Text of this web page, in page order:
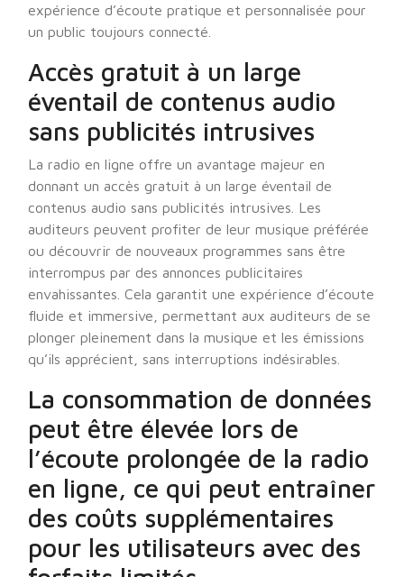
expérience d’écoute pratique et personnalisée pour
un public toujours connecté.
Accès gratuit à un large
éventail de contenus audio
sans publicités intrusives
La radio en ligne offre un avantage majeur en
donnant un accès gratuit à un large éventail de
contenus audio sans publicités intrusives. Les
auditeurs peuvent profiter de leur musique préférée
ou découvrir de nouveaux programmes sans être
interrompus par des annonces publicitaires
envahissantes. Cela garantit une expérience d’écoute
fluide et immersive, permettant aux auditeurs de se
plonger pleinement dans la musique et les émissions
qu’ils apprécient, sans interruptions indésirables.
La consommation de données
peut être élevée lors de
l’écoute prolongée de la radio
en ligne, ce qui peut entraîner
des coûts supplémentaires
pour les utilisateurs avec des